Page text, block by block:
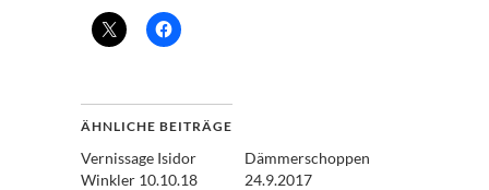
ÄHNLICHE BEITRÄGE
Vernissage Isidor
Winkler 10.10.18
Dämmerschoppen
24.9.2017